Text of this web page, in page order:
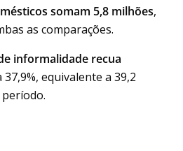
somam 5,8 milhões,
as comparações.
informalidade recua
37,9%, equivalente a 39,2